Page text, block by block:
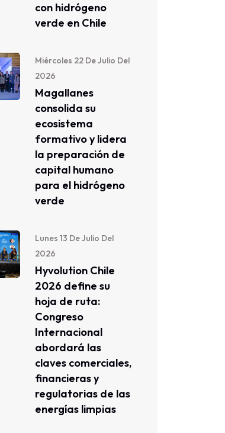
con hidrógeno
verde en Chile
Miércoles 22 De Julio Del
2026
Magallanes
consolida su
ecosistema
formativo y lidera
la preparación de
capital humano
para el hidrógeno
verde
Lunes 13 De Julio Del
2026
Hyvolution Chile
2026 define su
hoja de ruta:
Congreso
Internacional
abordará las
claves comerciales,
financieras y
regulatorias de las
energías limpias